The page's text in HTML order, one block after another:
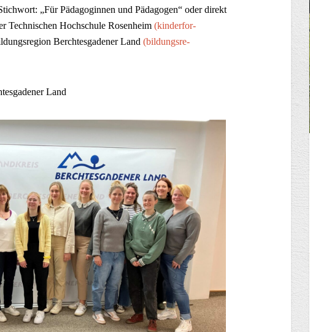
„Für Pädagoginnen und Pädagogen“ oder direkt
Technischen Hochschule Rosenheim (kinderfor-
Berchtesgadener Land (bildungsre-
Land